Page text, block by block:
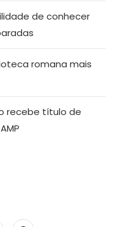
de conhecer
romana mais
recebe título de